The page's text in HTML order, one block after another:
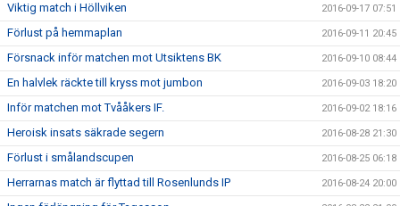
Viktig match i Höllviken 2016-09-17 07:51
Förlust på hemmaplan 2016-09-11 20:45
Försnack inför matchen mot Utsiktens BK 2016-09-10 08:44
En halvlek räckte till kryss mot jumbon 2016-09-03 18:20
Inför matchen mot Tvååkers IF. 2016-09-02 18:16
Heroisk insats säkrade segern 2016-08-28 21:30
Förlust i smålandscupen 2016-08-25 06:18
Herrarnas match är flyttad till Rosenlunds IP 2016-08-24 20:00